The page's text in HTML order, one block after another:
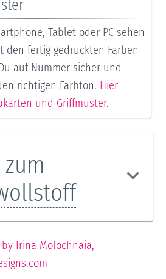
Tablet oder PC sehen
den fertig gedruckten Farben
auf Nummer sicher und
richtigen Farbton. Hier
und Griffmuster.
Irina Molochnaia,